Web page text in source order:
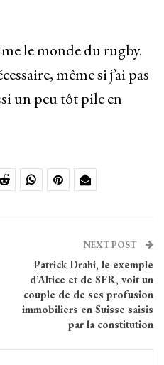
le monde du rugby.
même si j’ai pas
un peu tôt pile en
NEXT POST
Patrick Drahi, le exemple
d’Altice et de SFR, voit un
couple de de ses profusion
immobiliers en Suisse saisis
par la constitution